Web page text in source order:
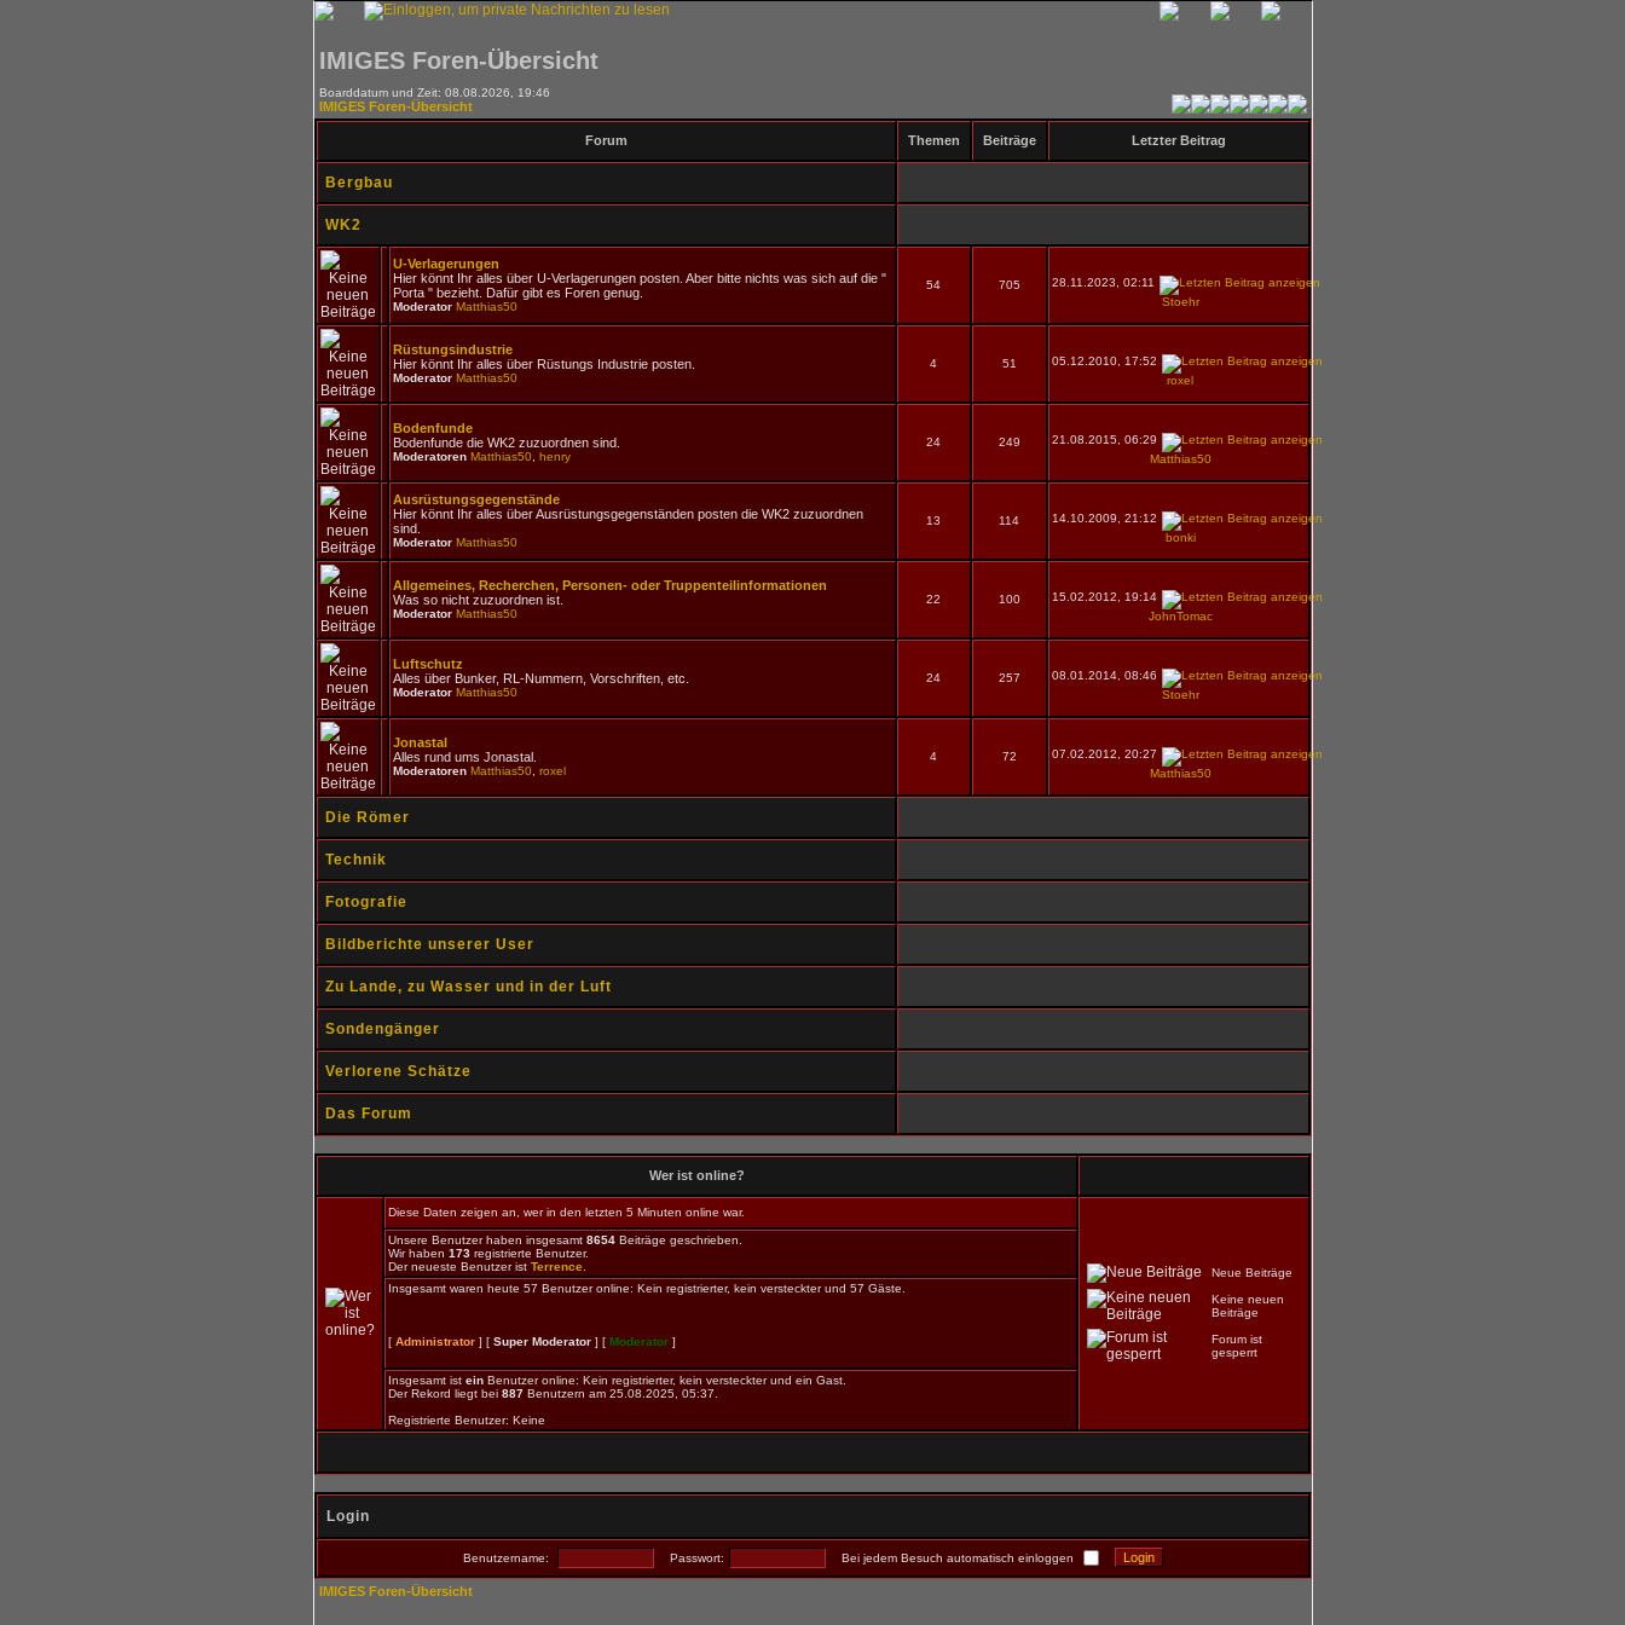
IMIGES Foren-Übersicht
Boarddatum und Zeit: 08.08.2026, 19:46
IMIGES Foren-Übersicht
Forum Themen Beiträge Letzter Beitrag
Bergbau
WK2
U-Verlagerungen
Hier könnt Ihr alles über U-Verlagerungen posten. Aber bitte nichts was sich auf die "
Porta " bezieht. Dafür gibt es Foren genug.
Moderator Matthias50
54 705
28.11.2023, 02:11
Stoehr
Rüstungsindustrie
Hier könnt Ihr alles über Rüstungs Industrie posten.
Moderator Matthias50
4 51
05.12.2010, 17:52
roxel
Bodenfunde
Bodenfunde die WK2 zuzuordnen sind.
Moderatoren Matthias50, henry
24 249
21.08.2015, 06:29
Matthias50
Ausrüstungsgegenstände
Hier könnt Ihr alles über Ausrüstungsgegenständen posten die WK2 zuzuordnen
sind.
Moderator Matthias50
13 114
14.10.2009, 21:12
bonki
Allgemeines, Recherchen, Personen- oder Truppenteilinformationen
Was so nicht zuzuordnen ist.
Moderator Matthias50
22 100
15.02.2012, 19:14
JohnTomac
Luftschutz
Alles über Bunker, RL-Nummern, Vorschriften, etc.
Moderator Matthias50
24 257
08.01.2014, 08:46
Stoehr
Jonastal
Alles rund ums Jonastal.
Moderatoren Matthias50, roxel
4 72
07.02.2012, 20:27
Matthias50
Die Römer
Technik
Fotografie
Bildberichte unserer User
Zu Lande, zu Wasser und in der Luft
Sondengänger
Verlorene Schätze
Das Forum
Wer ist online?
Diese Daten zeigen an, wer in den letzten 5 Minuten online war.
Neue Beiträge
Keine neuen
Beiträge
Forum ist
gesperrt
Unsere Benutzer haben insgesamt 8654Beiträge geschrieben.
Wir haben 173registrierte Benutzer.
Der neueste Benutzer ist Terrence.
Insgesamt waren heute 57 Benutzer online: Kein registrierter, kein versteckter und 57 Gäste.
[ Administrator] [ Super Moderator] [ Moderator]
Insgesamt ist einBenutzer online: Kein registrierter, kein versteckter und ein Gast.
Der Rekord liegt bei 887Benutzern am 25.08.2025, 05:37.
Registrierte Benutzer: Keine
Login
Benutzername: Passwort: Bei jedem Besuch automatisch einloggen
IMIGES Foren-Übersicht